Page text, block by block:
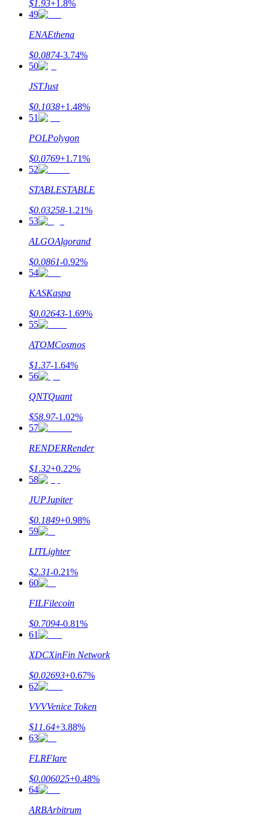
приложение Bitrue
$1.93+1.8%
49
ENAEthena
$0.0874-3.74%
50
JSTJust
$0.1038+1.48%
51
POLPolygon
$0.0769+1.71%
52
STABLESTABLE
$0.03258-1.21%
53
ALGOAlgorand
$0.0861-0.92%
54
KASKaspa
$0.02643-1.69%
55
ATOMCosmos
$1.37-1.64%
56
QNTQuant
$58.97-1.02%
57
RENDERRender
$1.32+0.22%
58
JUPJupiter
$0.1849+0.98%
59
LITLighter
$2.31-0.21%
60
FILFilecoin
$0.7094-0.81%
61
XDCXinFin Network
$0.02693+0.67%
62
VVVVenice Token
$11.64+3.88%
63
FLRFlare
$0.006025+0.48%
64
ARBArbitrum